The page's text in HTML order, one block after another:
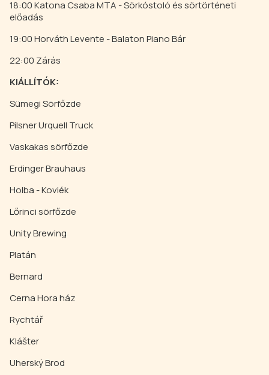
18:00 Katona Csaba MTA - Sörkóstoló és sörtörténeti
előadás
19:00 Horváth Levente - Balaton Piano Bár
22:00 Zárás
KIÁLLÍTÓK:
Sümegi Sörfőzde
Pilsner Urquell Truck
Vaskakas sörfőzde
Erdinger Brauhaus
Holba - Koviék
Lőrinci sörfőzde
Unity Brewing
Platán
Bernard
Cerna Hora ház
Rychtář
Klášter
Uherský Brod